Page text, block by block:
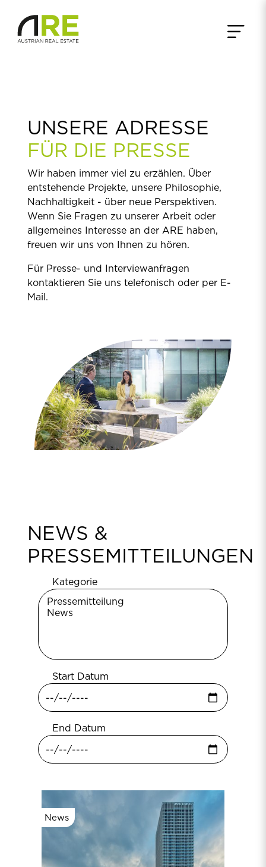
UNSERE ADRESSE
FÜR DIE PRESSE
Wir haben immer viel zu erzählen. Über
entstehende Projekte, unsere Philosophie,
Nachhaltigkeit - über neue Perspektiven.
Wenn Sie Fragen zu unserer Arbeit oder
allgemeines Interesse an der ARE haben,
freuen wir uns von Ihnen zu hören.
Für Presse- und Interviewanfragen
kontaktieren Sie uns telefonisch oder per E-
Mail.
NEWS &
PRESSEMITTEILUNGEN
Kategorie
Start Datum
End Datum
News